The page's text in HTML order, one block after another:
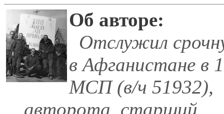
Об авторе:
Отслужил
в Афганистане в
МСП (в/ч 51932),
авторота, старший